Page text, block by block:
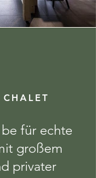
für echte
großem
privater